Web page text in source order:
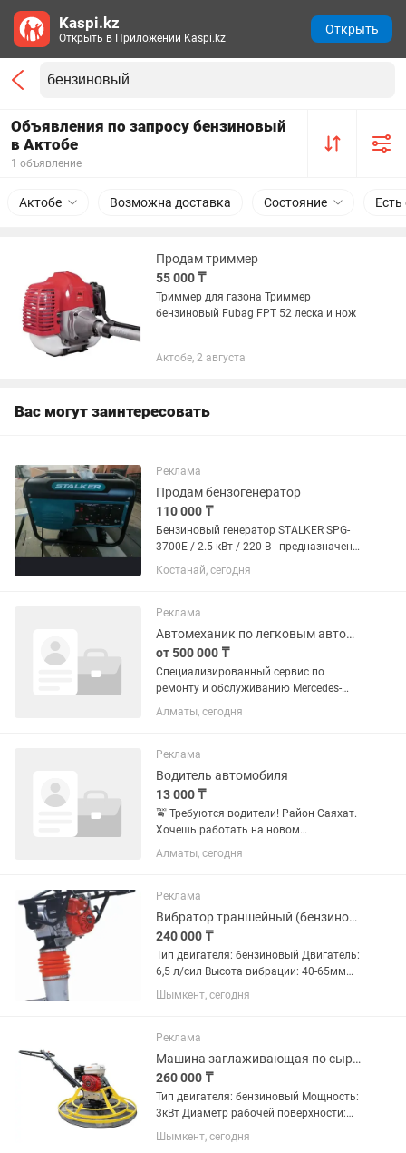
Объявления по запросу бензиновый
в Актобе
1 объявление
Актобе Возможна доставка Состояние
Продам триммер
55 000 ₸
Триммер для газона Триммер
бензиновый Fubag FPT 52 леска и нож
Актобе, 2 августа
Вас могут заинтересовать
Реклама
Продам бензогенератор
110 000 ₸
Бензиновый генератор STALKER SPG-
3700E / 2.5 кВт / 220 В - предназначен
для использования, в качестве
аварийного источника
обязательно учитывайте суммарную
мощность всех...
Костанай, сегодня
Реклама
Автомеханик по легковым автомобилям
от 500 000 ₸
Специализированный сервис по
ремонту и обслуживанию Mercedes-
Benz приглашает в команду
автомеханика. Обязанности:
автомобилей Mercedes-Benz. Ремонт
ходовой...
Алматы, сегодня
Реклама
Водитель автомобиля
13 000 ₸
🚖 Требуются водители! Район Саяхат.
Хочешь работать на новом
автомобиле и получать достойный
доход? Тогда присоединяйся к нашей
свежие автомобили: 🚘 Комфорт и...
Алматы, сегодня
Реклама
Вибратор траншейный (бензиновый) HCR-80
240 000 ₸
Тип двигателя: бензиновый Двигатель:
6,5 л/сил Высота вибрации: 40-65мм
Сила удара: 14,6 кН Частота вибрации:
420-700 удар/мин Скорость движения:
Ширина стопы:...
Шымкент, сегодня
Реклама
Машина заглаживающая по сырому бетону (бензиновый) DMRS9000
260 000 ₸
Тип двигателя: бензиновый Мощность:
3кВт Диаметр рабочей поверхности:
900мм Частота вращения: 60-100
оборотов/мин Вес: 90 кг Страна
Шымкент, сегодня
Kaspi.kz
Открыть в Приложении Kaspi.kz
Открыть